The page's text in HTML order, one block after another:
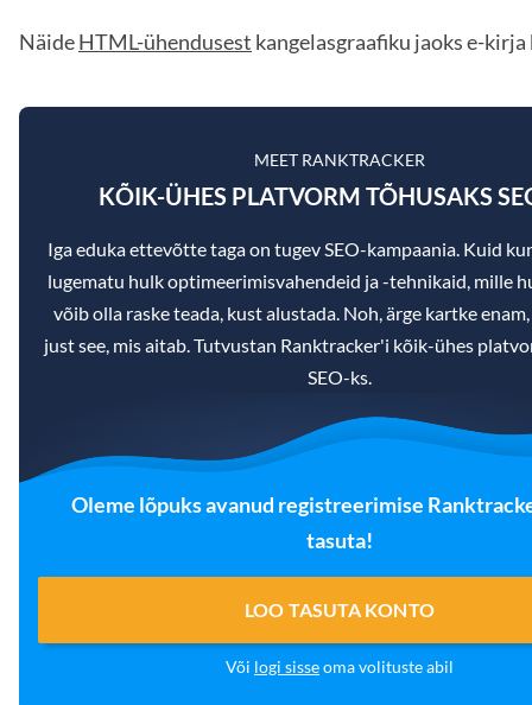
NäideHTML-ühendusest kangelasgraafiku jaoks e-kirja
MEET RANKTRACKER
KÕIK-ÜHES PLATVORM TÕHUSAKS
Iga eduka ettevõtte taga on tugev SEO-kampaania. Kuid
lugematu hulk optimeerimisvahendeid ja -tehnikaid, mille
võib olla raske teada, kust alustada. Noh, ärge kartke
just see, mis aitab. Tutvustan Ranktracker'i kõik-ühes
SEO-ks.
Oleme lõpuks avanud registreerimise
tasuta!
LOO TASUTA KONTO
Või logi sisseoma volituste abil